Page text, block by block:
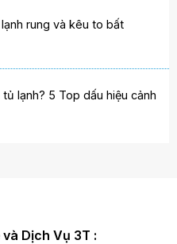
rung và kêu to bất
lạnh? 5 Top dấu hiệu cảnh
Dịch Vụ 3T :